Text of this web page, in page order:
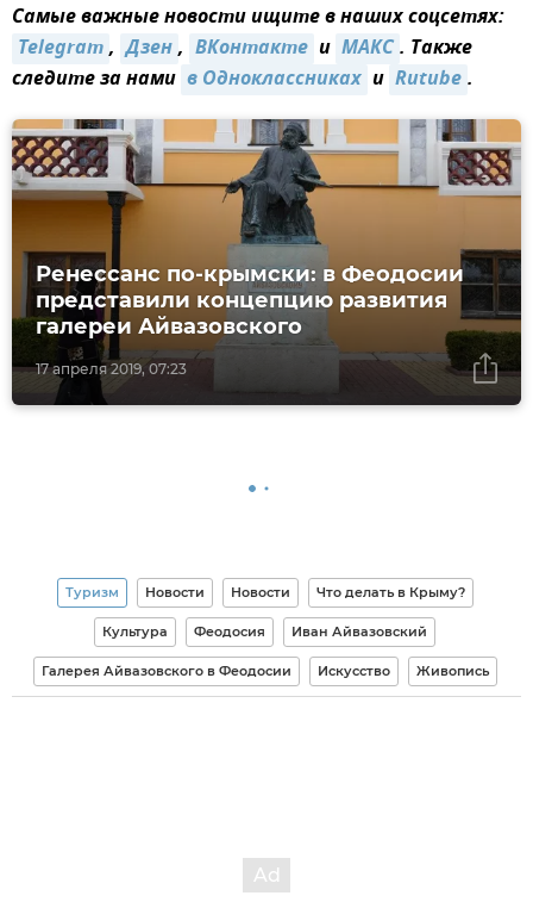
Самые важные новости ищите в наших соцсетях:
Telegram, Дзен, ВКонтакте и МАКС. Также
следите за нами в Одноклассниках и Rutube.
17 апреля 2019, 07:23
Ренессанс по-крымски: в Феодосии
представили концепцию развития
галереи Айвазовского
Туризм Новости Новости Что делать в Крыму?
Культура Феодосия Иван Айвазовский
Галерея Айвазовского в Феодосии Искусство Живопись